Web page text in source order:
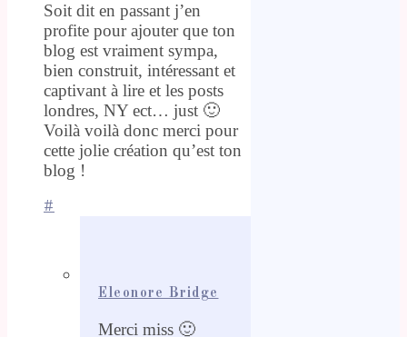
Soit dit en passant j’en
profite pour ajouter que ton
blog est vraiment sympa,
bien construit, intéressant et
captivant à lire et les posts
londres, NY ect… just 🙂
Voilà voilà donc merci pour
cette jolie création qu’est ton
blog !
#
Eleonore Bridge
Merci miss 🙂